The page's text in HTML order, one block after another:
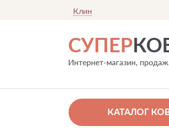
Клин
СУПЕР
Интернет-магазин,
КАТАЛОГ